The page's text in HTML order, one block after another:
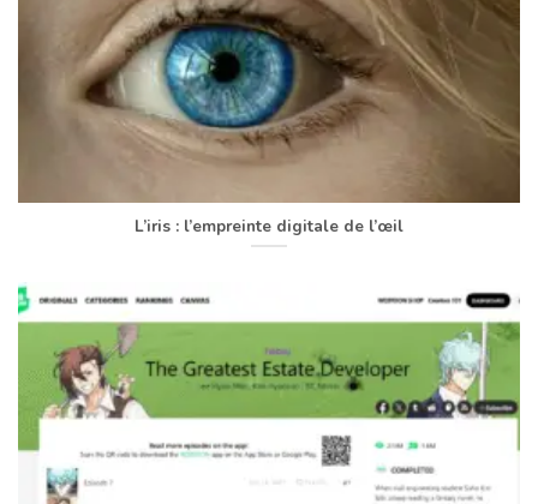
L’iris : l’empreinte digitale de l’œil